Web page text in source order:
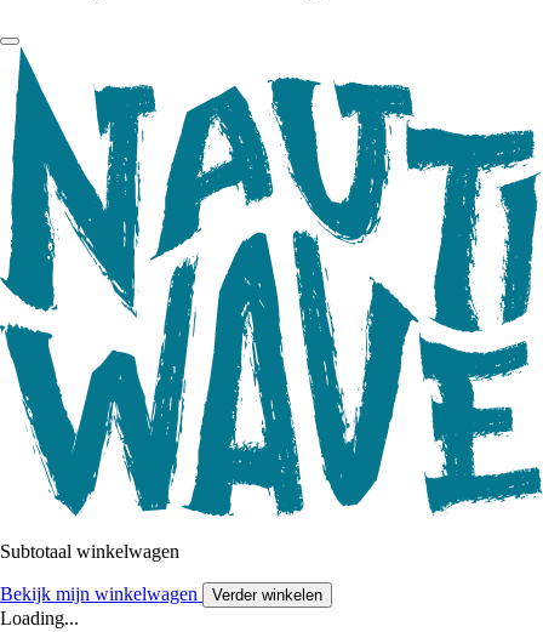
Subtotaal winkelwagen
Bekijk mijn winkelwagen Verder winkelen
Loading...